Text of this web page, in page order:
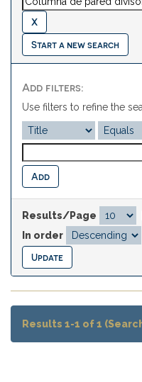
Start a new search
Add filters:
Use filters to refine the
Results/Page
In order
Results 1-1 of 1